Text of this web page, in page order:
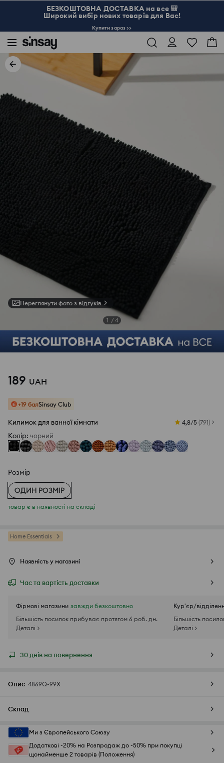
БЕЗКОШТОВНА ДОСТАВКА на все 🎒
Широкий вибір нових товарів для Вас!
Купити зараз >>
Переглянути фото з відгуків
1 / 4
189 UAH
+19 балSinsay Club
Килимок для ванної кімнати 4,8/5 (791)
Колір: чорний
Розмір
ОДИН РОЗМІР
товар є в наявності на складі
Home Essentials
Наявність у магазині
Час та вартість доставки
Фірмові магазини завжди безкоштовно
Більшість посилок прибуває протягом 6 роб. дн.
Деталі >
Кур'єр/
Більшість
Деталі >
30 днів на повернення
Опис 4869Q-99X
Склад
Ми з Європейського Союзу
Додаткові -20% на Розпродаж до -50% при покупці
щонайменше 2 товарів (Положення)